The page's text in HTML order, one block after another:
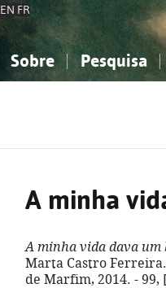
EN FR
Sobre Pesquisa
A minha
A minha vida dava um
Marta Castro Ferreira.
de Marfim, 2014. - 99,